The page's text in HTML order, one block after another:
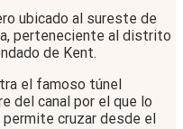
ubicado al sureste de
perteneciente al distrito
de Kent.
el famoso túnel
del canal por el que lo
permite cruzar desde el